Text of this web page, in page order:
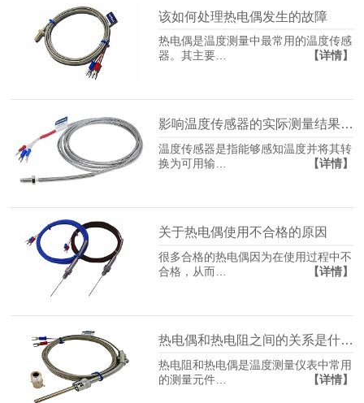
该如何处理热电偶发生的故障
热电偶是温度测量中最常用的温度传感
器。其主要…
【详情】
影响温度传感器的实际测量结果的因素是什么？
温度传感器是指能够感知温度并将其转
换为可用输…
【详情】
关于热电偶使用不合格的原因
很多合格的热电偶因为在使用过程中不
合格，从而…
【详情】
热电偶和热电阻之间的关系是什么？
热电阻和热电偶是温度测量仪表中常用
的测量元件…
【详情】